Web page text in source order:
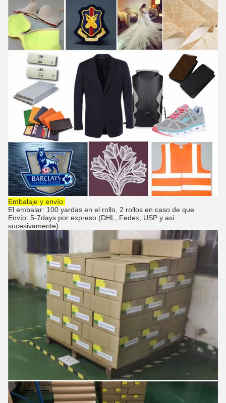
Embalaje y envío:
El embalar: 100 yardas en el rollo, 2 rollos en caso de que
Envío: 5-7days por expreso (DHL, Fedex, USP y así
sucesivamente)